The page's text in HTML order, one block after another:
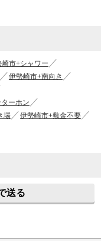
崎市+シャワー
伊勢崎市+南向き
ーホン
場
伊勢崎市+敷金不要
送る